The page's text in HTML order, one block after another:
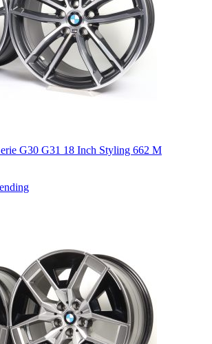
G30 G31 18 Inch Styling 662 M